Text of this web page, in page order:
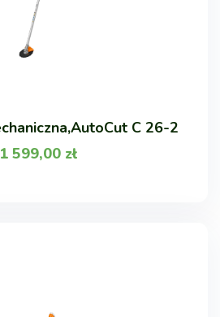
C 26-2
1 599,00 zł